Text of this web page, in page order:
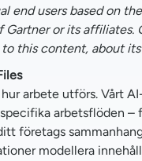
end users based on
Gartner or its affiliates.
this content, about
arbete utförs. Vårt
arbetsflöden –
företags
modellera